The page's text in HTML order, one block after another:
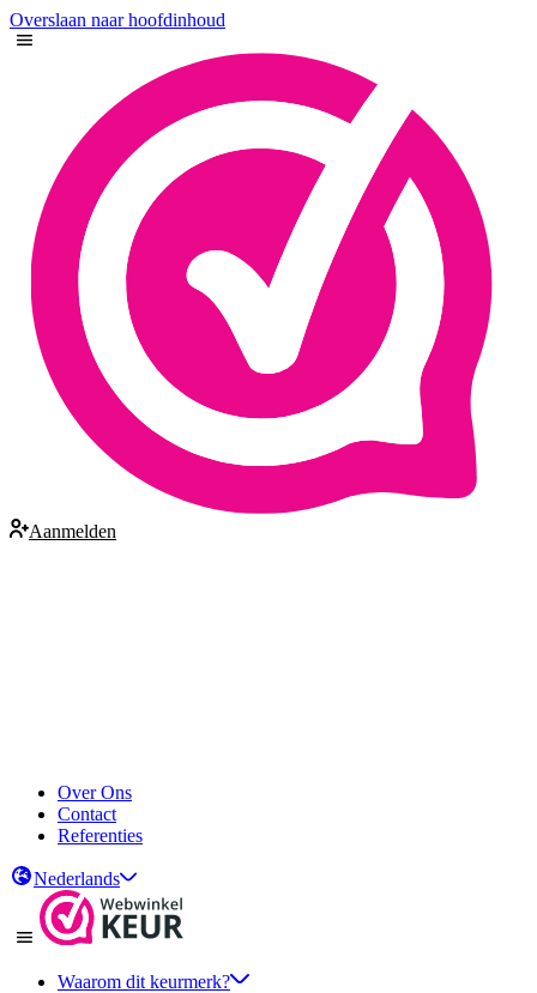
Overslaan naar hoofdinhoud
Aanmelden
Over Ons
Contact
Referenties
Nederlands
Waarom dit keurmerk?